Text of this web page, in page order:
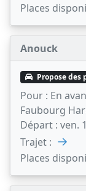
Places
Anouck
Propose des
Pour : En
Faubourg
Départ : ven.
Trajet : →
Places